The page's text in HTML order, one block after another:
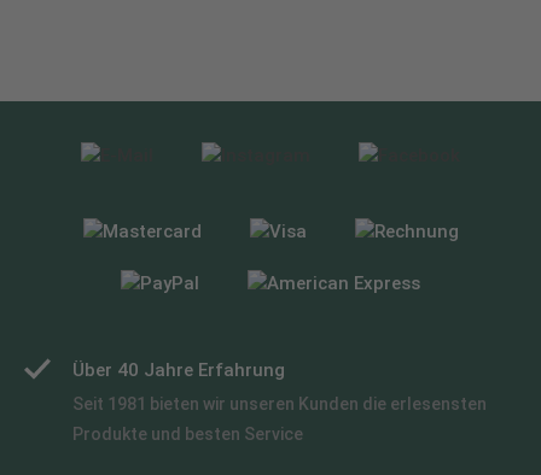
Über 40 Jahre Erfahrung
Seit 1981 bieten wir unseren Kunden die erlesensten
Produkte und besten Service